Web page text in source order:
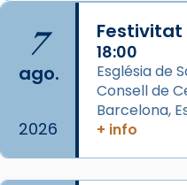
de Barcelona.
1 week ago
Aquest dilluns, 27
missa d’acció de
comitè
7
ago.
2026
18:00
Església de
Consell de
Barcelona,
+ info